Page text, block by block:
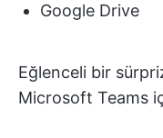
Google Drive
Eğlenceli bir
Microsoft Teams